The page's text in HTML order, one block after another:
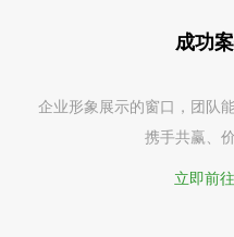
成功
企业形象展示的窗口，团队
携手共赢、
立即前